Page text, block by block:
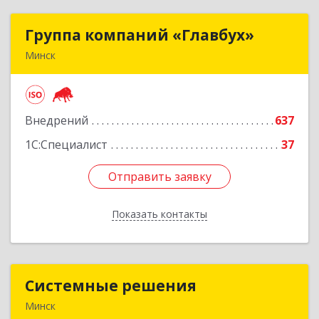
Группа компаний «Главбух»
Минск
Внедрений
637
1С:Специалист
37
Отправить заявку
Показать контакты
Группа компаний «Главбух»
Отправить заявку
Назад
Системные решения
Минск
Системные решения